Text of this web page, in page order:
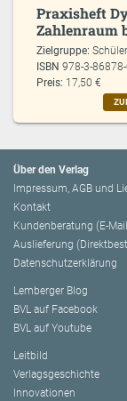
Praxisheft
Zahlenraum
Zielgruppe:
ISBN978-3-
Preis: 17,50 €
Über den Verlag
Impressum, AGB und
Kontakt
Kundenberatung (E-
Auslieferung
Datenschutzerklärung
Lemberger Blog
BVL auf Facebook
BVL auf Youtube
Leitbild
Verlagsgeschichte
Innovationen